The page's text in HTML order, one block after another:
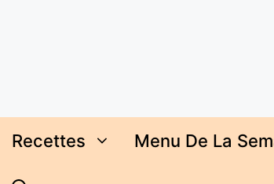
Recettes Menu De La